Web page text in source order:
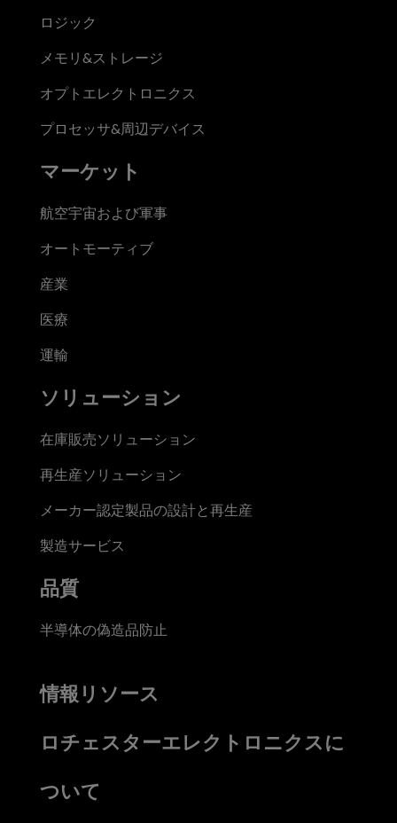
ロジック
メモリ&ストレージ
オプトエレクトロニクス
プロセッサ&周辺デバイス
マーケット
航空宇宙および軍事
オートモーティブ
産業
医療
運輸
ソリューション
在庫販売ソリューション
再生産ソリューション
メーカー認定製品の設計と再生産
製造サービス
品質
半導体の偽造品防止
情報リソース
ロチェスターエレクトロニクスに
ついて